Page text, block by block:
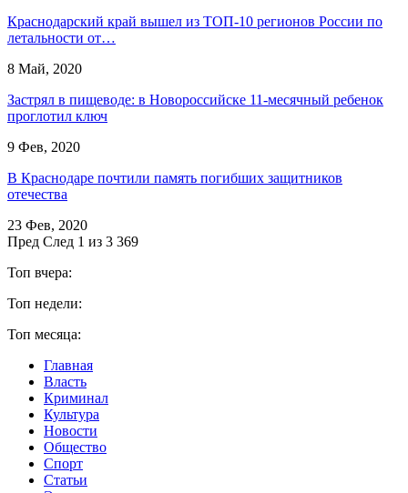
Краснодарский край вышел из ТОП-10 регионов России по
летальности от…
8 Май, 2020
Застрял в пищеводе: в Новороссийске 11-месячный ребенок
проглотил ключ
9 Фев, 2020
В Краснодаре почтили память погибших защитников
отечества
23 Фев, 2020
Пред След 1 из 3 369
Топ вчера:
Топ недели:
Топ месяца:
Главная
Власть
Криминал
Культура
Новости
Общество
Спорт
Статьи